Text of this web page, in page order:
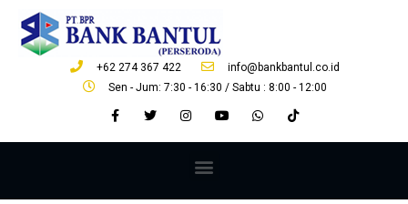
+62 274 367 422
info@bankbantul.co.id
Sen - Jum: 7:30 - 16:30 / Sabtu : 8:00 - 12:00